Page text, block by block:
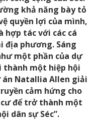
khả năng bày tỏ
quyền lợi của mình,
hợp tác với các cá
địa phương. Sáng
một phần của dự
thành một hiệp hội
án Natallia Allen giải
cảm hứng cho
để trở thành một
dân sự Séc”.